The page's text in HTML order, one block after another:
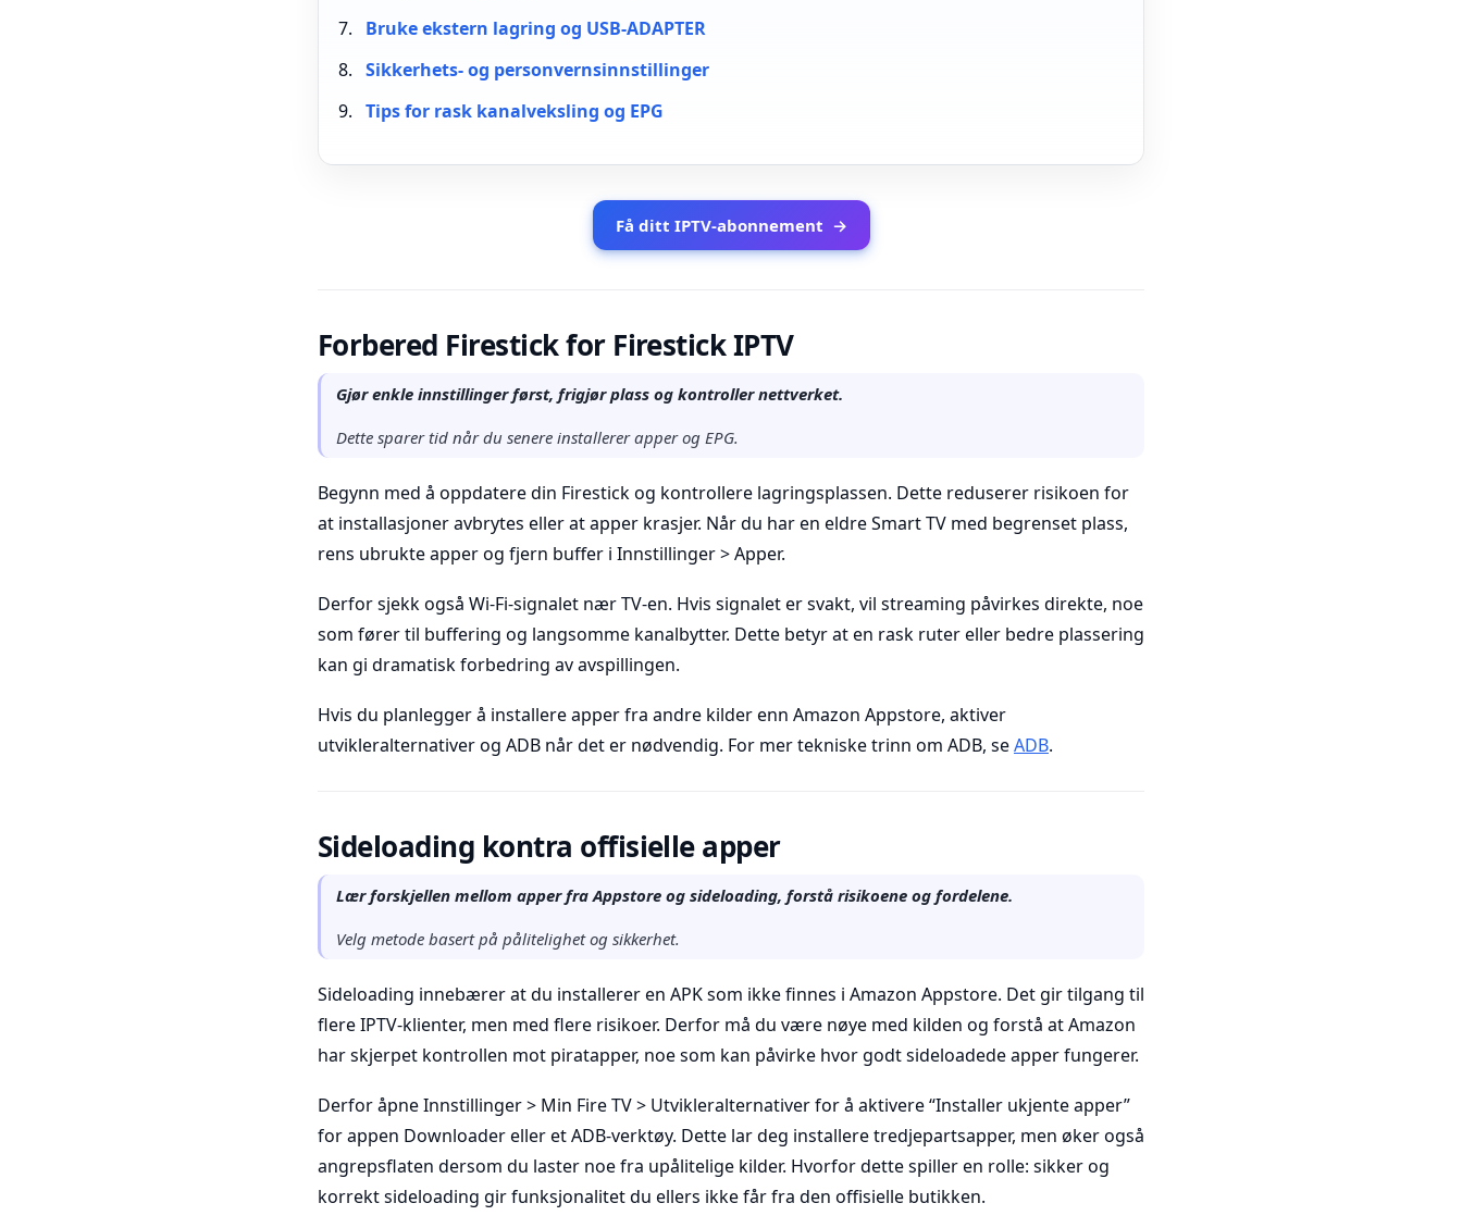
Bruke ekstern lagring og USB-ADAPTER
Sikkerhets- og personvernsinnstillinger
Tips for rask kanalveksling og EPG
Få ditt IPTV-abonnement →
Forbered Firestick for Firestick IPTV
Gjør enkle innstillinger først, frigjør plass og kontroller nettverket.
Dette sparer tid når du senere installerer apper og EPG.
Begynn med å oppdatere din Firestick og kontrollere lagringsplassen. Dette reduserer risikoen for
at installasjoner avbrytes eller at apper krasjer. Når du har en eldre Smart TV med begrenset plass,
rens ubrukte apper og fjern buffer i Innstillinger > Apper.
Derfor sjekk også Wi‑Fi-signalet nær TV-en. Hvis signalet er svakt, vil streaming påvirkes direkte, noe
som fører til buffering og langsomme kanalbytter. Dette betyr at en rask ruter eller bedre plassering
kan gi dramatisk forbedring av avspillingen.
Hvis du planlegger å installere apper fra andre kilder enn Amazon Appstore, aktiver
utvikleralternativer og ADB når det er nødvendig. For mer tekniske trinn om ADB, seADB.
Sideloading kontra offisielle apper
Lær forskjellen mellom apper fra Appstore og sideloading, forstå risikoene og fordelene.
Velg metode basert på pålitelighet og sikkerhet.
Sideloading innebærer at du installerer en APK som ikke finnes i Amazon Appstore. Det gir tilgang til
flere IPTV-klienter, men med flere risikoer. Derfor må du være nøye med kilden og forstå at Amazon
har skjerpet kontrollen mot piratapper, noe som kan påvirke hvor godt sideloadede apper fungerer.
Derfor åpne Innstillinger > Min Fire TV > Utvikleralternativer for å aktivere “Installer ukjente apper”
for appen Downloader eller et ADB-verktøy. Dette lar deg installere tredjepartsapper, men øker også
angrepsflaten dersom du laster noe fra upålitelige kilder. Hvorfor dette spiller en rolle: sikker og
korrekt sideloading gir funksjonalitet du ellers ikke får fra den offisielle butikken.